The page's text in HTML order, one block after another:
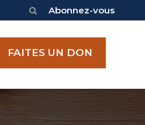
Abonnez-vous
FAITES UN DON